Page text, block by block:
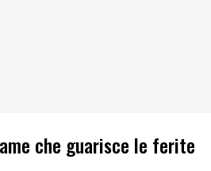
che guarisce le ferite